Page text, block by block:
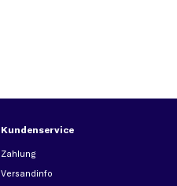
Kundenservice
Zahlung
Versandinfo